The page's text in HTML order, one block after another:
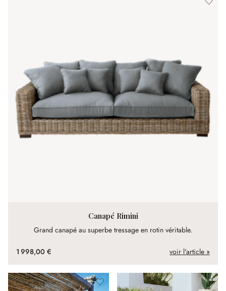
Canapé Rimini
Grand canapé au superbe tressage en rotin véritable.
1 998,00 € voir l'article »